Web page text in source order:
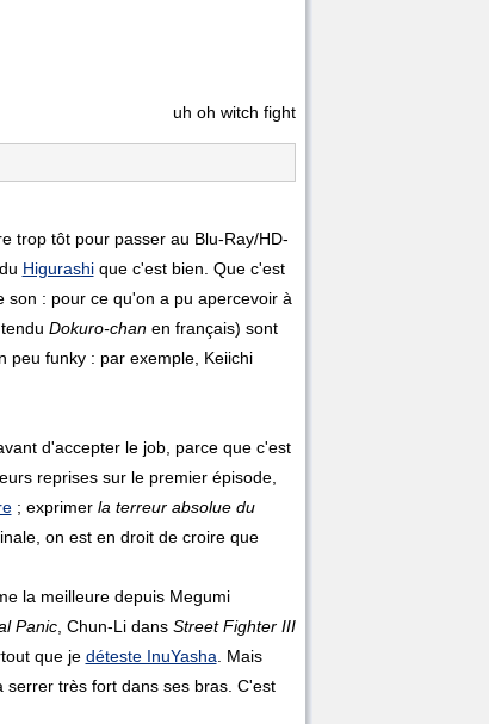
uh oh witch fight
trop tôt pour passer au Blu-Ray/HD-
Higurashique c'est bien. Que c'est
: pour ce qu'on a pu apercevoir à
Dokuro-chanen français) sont
peu funky : par exemple, Keiichi
d'accepter le job, parce que c'est
reprises sur le premier épisode,
; exprimer la terreur absolue du
on est en droit de croire que
la meilleure depuis Megumi
Panic, Chun-Li dans Street Fighter III
que je déteste InuYasha . Mais
très fort dans ses bras. C'est